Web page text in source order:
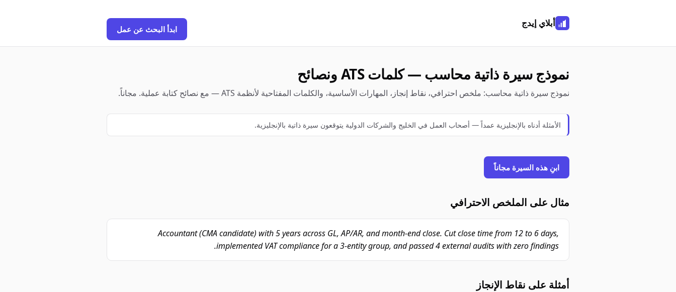
أبلاي إيدج
ابدأ البحث عن عمل
نموذج سيرة ذاتية محاسب — كلمات ATS ونصائح
نموذج سيرة ذاتية محاسب: ملخص احترافي، نقاط إنجاز، المهارات الأساسية، والكلمات المفتاحية لأنظمة ATS — مع نصائح كتابة عملية. مجاناً.
الأمثلة أدناه بالإنجليزية عمداً — أصحاب العمل في الخليج والشركات الدولية يتوقعون سيرة ذاتية بالإنجليزية.
ابنِ هذه السيرة مجاناً
مثال على الملخص الاحترافي
Accountant (CMA candidate) with 5 years across GL, AP/AR, and month-end close. Cut close time from 12 to 6 days,
implemented VAT compliance for a 3-entity group, and passed 4 external audits with zero findings.
أمثلة على نقاط الإنجاز